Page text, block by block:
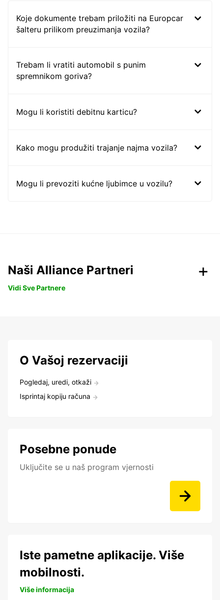
Koje dokumente trebam priložiti na Europcar
šalteru prilikom preuzimanja vozila?
Trebam li vratiti automobil s punim
spremnikom goriva?
Mogu li koristiti debitnu karticu?
Kako mogu produžiti trajanje najma vozila?
Mogu li prevoziti kućne ljubimce u vozilu?
Naši Alliance Partneri
Vidi Sve Partnere
O Vašoj rezervaciji
Pogledaj, uredi, otkaži
Isprintaj kopiju računa
Posebne ponude
Uključite se u naš program vjernosti
Iste pametne aplikacije. Više
mobilnosti.
Više informacija